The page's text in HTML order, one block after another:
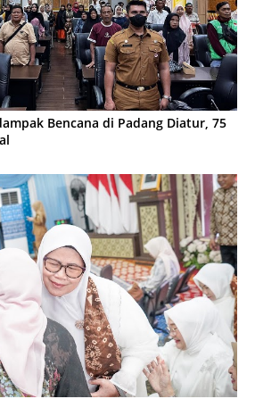
Bencana di Padang Diatur, 75